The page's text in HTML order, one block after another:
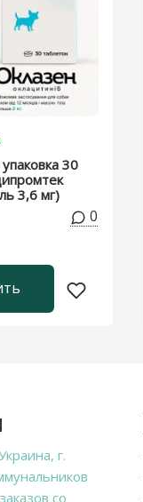
30
3,6 мг)
0
г.
со